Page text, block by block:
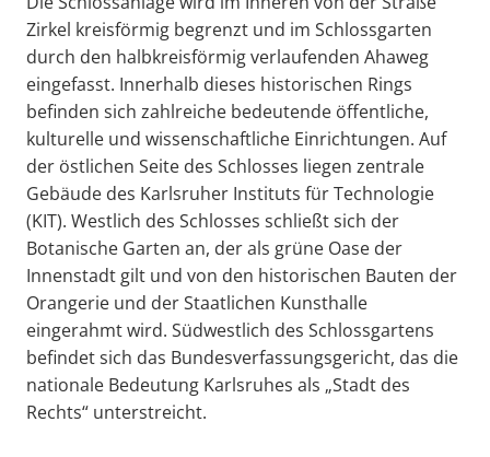
Zirkel kreisförmig begrenzt und im Schlossgarten
durch den halbkreisförmig verlaufenden Ahaweg
eingefasst. Innerhalb dieses historischen Rings
befinden sich zahlreiche bedeutende öffentliche,
kulturelle und wissenschaftliche Einrichtungen. Auf
der östlichen Seite des Schlosses liegen zentrale
Gebäude des Karlsruher Instituts für Technologie
(KIT). Westlich des Schlosses schließt sich der
Botanische Garten an, der als grüne Oase der
Innenstadt gilt und von den historischen Bauten der
Orangerie und der Staatlichen Kunsthalle
eingerahmt wird. Südwestlich des Schlossgartens
befindet sich das Bundesverfassungsgericht, das die
nationale Bedeutung Karlsruhes als „Stadt des
Rechts“ unterstreicht.